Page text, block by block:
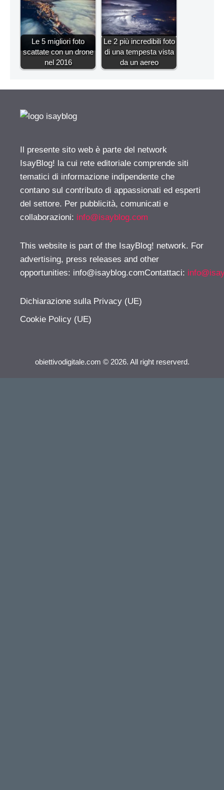
Le 5 migliori foto
scattate con un drone
nel 2016
Le 2 più incredibili foto
di una tempesta vista
da un aereo
Il presente sito web è parte del network
IsayBlog! la cui rete editoriale comprende siti
tematici di informazione indipendente che
contano sul contributo di appassionati ed esperti
del settore. Per pubblicità, comunicati e
collaborazioni: info@isayblog.com
This website is part of the IsayBlog! network. For
advertising, press releases and other
opportunities: info@isayblog.comContattaci:
Dichiarazione sulla Privacy (UE)
Cookie Policy (UE)
obiettivodigitale.com © 2026. All right reserverd.